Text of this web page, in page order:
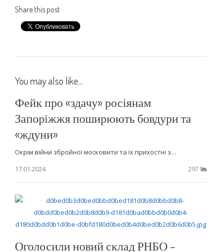
Share this post
You may also like...
Фейк про «здачу» росіянам
Запоріжжя поширюють бовдури та
«ждуни»
Окрім війни збройної московити та їх прихостні з…
17.01.2024
297
Оголосили новий склад РНБО –